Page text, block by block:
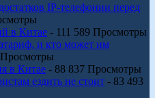
IP-телефонии перед
в Китае - 111 589 Просмотры
и кто может им
в Китае - 88 837 Просмотры
ездить не стоит - 83 493